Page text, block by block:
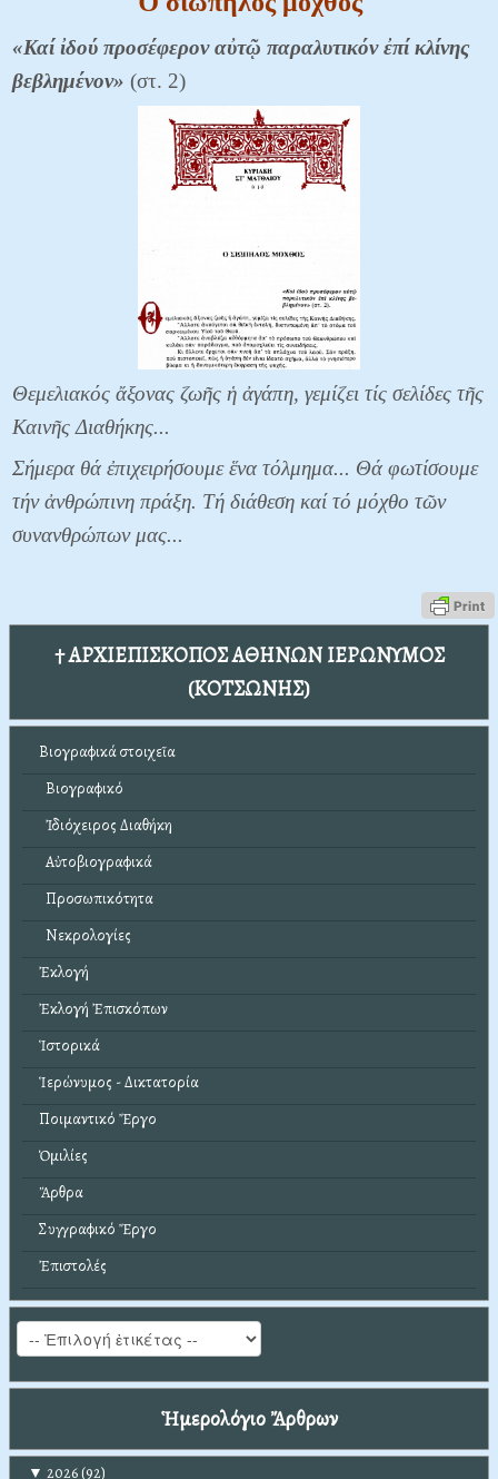
«Καί ἰδού προσέφερον αὐτῷ παραλυτικόν ἐπί κλίνης
βεβλημένον» (στ. 2)
Θεμελιακός ἄξονας ζωῆς ἡ ἀγάπη, γεμίζει τίς σελίδες τῆς
Καινῆς Διαθήκης...
Σήμερα θά ἐπιχειρήσουμε ἕνα τόλμημα... Θά φωτίσουμε
τήν ἀνθρώπινη πράξη. Τή διάθεση καί τό μόχθο τῶν
συνανθρώπων μας...
† ΑΡΧΙΕΠΙΣΚΟΠΟΣ ΑΘΗΝΩΝ ΙΕΡΩΝΥΜΟΣ
(ΚΟΤΣΩΝΗΣ)
Βιογραφικά στοιχεῖα
Βιογραφικό
Ἰδιόχειρος Διαθήκη
Αὐτοβιογραφικά
Προσωπικότητα
Νεκρολογίες
Ἐκλογή
Ἐκλογή Ἐπισκόπων
Ἱστορικά
Ἱερώνυμος - Δικτατορία
Ποιμαντικό Ἔργο
Ὁμιλίες
Ἄρθρα
Συγγραφικό Ἔργο
Ἐπιστολές
Ἡμερολόγιο Ἄρθρων
▼ 2026(92)